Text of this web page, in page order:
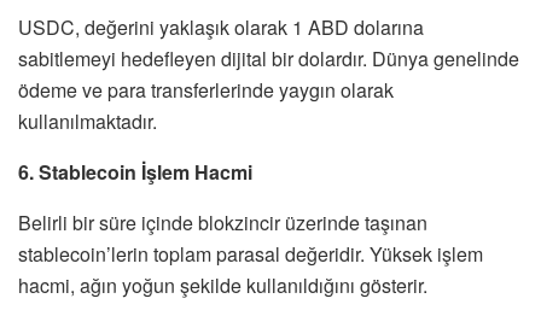
USDC, değerini yaklaşık olarak 1 ABD dolarına
sabitlemeyi hedefleyen dijital bir dolardır. Dünya genelinde
ödeme ve para transferlerinde yaygın olarak
kullanılmaktadır.
6. Stablecoin İşlem Hacmi
Belirli bir süre içinde blokzincir üzerinde taşınan
stablecoin’lerin toplam parasal değeridir. Yüksek işlem
hacmi, ağın yoğun şekilde kullanıldığını gösterir.